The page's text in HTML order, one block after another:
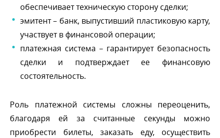
обеспечивает техническую сторону сделки;
эмитент – банк, выпустивший пластиковую карту,
участвует в финансовой операции;
платежная система – гарантирует безопасность
сделки и подтверждает ее финансовую
состоятельность.
Роль платежной системы сложны переоценить,
лагодаря ей за считанные секунды можно
приобрести билеты, заказать еду, осуществить